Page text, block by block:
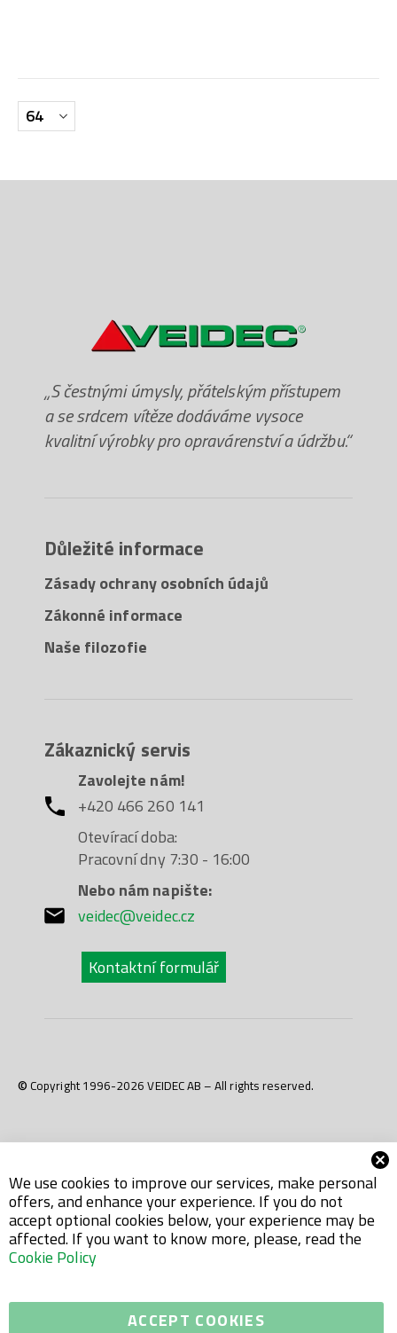
„S čestnými úmysly, přátelským přístupem
a se srdcem vítěze dodáváme vysoce
kvalitní výrobky pro opravárenství a údržbu.“
Důležité informace
Zásady ochrany osobních údajů
Zákonné informace
Naše filozofie
Zákaznický servis
Zavolejte nám!
+420 466 260 141
Otevírací doba:
Pracovní dny 7:30 - 16:00
Nebo nám napište:
veidec@veidec.cz
Kontaktní formulář
© Copyright 1996-2026 VEIDEC AB – All rights reserved.
We use cookies to improve our services, make personal
offers, and enhance your experience. If you do not
accept optional cookies below, your experience may be
affected. If you want to know more, please, read the
Cookie Policy
ACCEPT COOKIES